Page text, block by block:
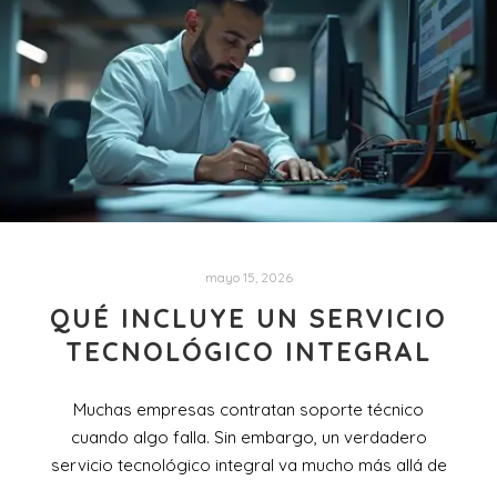
mayo 15, 2026
QUÉ INCLUYE UN SERVICIO
TECNOLÓGICO INTEGRAL
Muchas empresas contratan soporte técnico
cuando algo falla. Sin embargo, un verdadero
servicio tecnológico integral va mucho más allá de